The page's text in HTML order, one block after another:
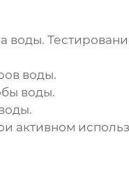
воды.
воды.
воды.
активном